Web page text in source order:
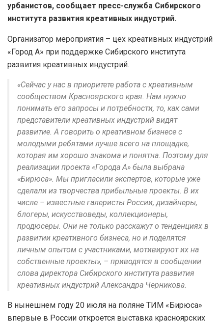
урбанистов, сообщает пресс-служба Сибирского
института развития креативных индустрий.
Организатор мероприятия – цех креативных индустрий
«Город А» при поддержке Сибирского института
развития креативных индустрий.
«Сейчас у нас в приоритете работа с креативным
сообществом Красноярского края. Нам нужно
понимать его запросы и потребности, то, как сами
представители креативных индустрий видят
развитие. А говорить о креативном бизнесе с
молодыми ребятами лучше всего на площадке,
которая им хорошо знакома и понятна. Поэтому для
реализации проекта «Города А» была выбрана
«Бирюса». Мы пригласили экспертов, которые уже
сделали из творчества прибыльные проекты. В их
числе – известные галеристы России, дизайнеры,
блогеры, искусствоведы, коллекционеры,
продюсеры. Они не только расскажут о тенденциях в
развитии креативного бизнеса, но и поделятся
личным опытом с участниками, мотивируют их на
собственные проекты», – приводятся в сообщении
слова директора Сибирского института развития
креативных индустрий Александра Черникова.
В нынешнем году 20 июля на поляне ТИМ «Бирюса»
впервые в России откроется выставка красноярских